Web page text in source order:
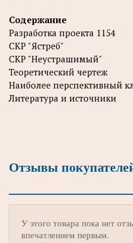
Содержание
Разработка проекта 1154
СКР "Ястреб"
СКР "Неустрашимый"
Теоретический чертеж
Наиболее перспективный
Литература и источники
Отзывы
У этого товара пока нет
впечатлением первым.